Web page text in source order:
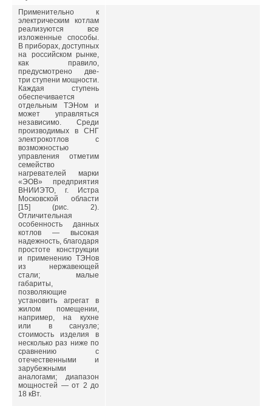
Применительно к
электрическим котлам
реализуются все
изложенные способы.
В приборах, доступных
на российском рынке,
как правило,
предусмотрено две-
три ступени мощности.
Каждая ступень
обеспечивается
отдельным ТЭНом и
может управляться
независимо. Среди
производимых в СНГ
электрокотлов с
возможностью
управления отметим
семейство
нагревателей марки
«ЭОВ» предприятия
ВНИИЭТО, г. Истра
Московской области
[15] (рис. 2).
Отличительная
особенность данных
котлов — высокая
надежность, благодаря
простоте конструкции
и применению ТЭНов
из нержавеющей
стали; малые
габариты,
позволяющие
установить агрегат в
жилом помещении,
например, на кухне
или в санузле;
стоимость изделия в
несколько раз ниже по
сравнению с
отечественными и
зарубежными
аналогами; диапазон
мощностей — от 2 до
18 кВт.